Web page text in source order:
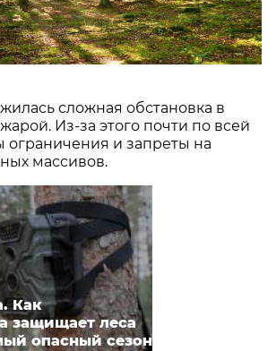
сложная обстановка в
Из-за этого почти по всей
ограничения и запреты на
массивов.
Как
защищает леса
опасный сезон